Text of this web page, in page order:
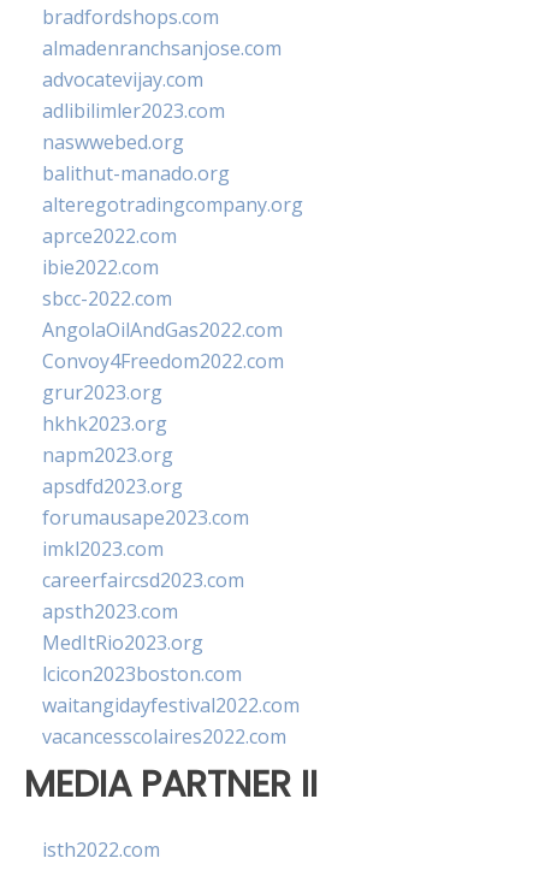
bradfordshops.com
almadenranchsanjose.com
advocatevijay.com
adlibilimler2023.com
naswwebed.org
balithut-manado.org
alteregotradingcompany.org
aprce2022.com
ibie2022.com
sbcc-2022.com
AngolaOilAndGas2022.com
Convoy4Freedom2022.com
grur2023.org
hkhk2023.org
napm2023.org
apsdfd2023.org
forumausape2023.com
imkl2023.com
careerfaircsd2023.com
apsth2023.com
MedItRio2023.org
lcicon2023boston.com
waitangidayfestival2022.com
vacancesscolaires2022.com
MEDIA PARTNER II
isth2022.com